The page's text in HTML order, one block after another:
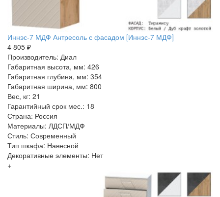
Иннэс-7 МДФ Антресоль с фасадом [Иннэс-7 МДФ]
4 805 ₽
Производитель: Диал
Габаритная высота, мм: 426
Габаритная глубина, мм: 354
Габаритная ширина, мм: 800
Вес, кг: 21
Гарантийный срок мес.: 18
Страна: Россия
Материалы: ЛДСП/МДФ
Стиль: Современный
Тип шкафа: Навесной
Декоративные элементы: Нет
+